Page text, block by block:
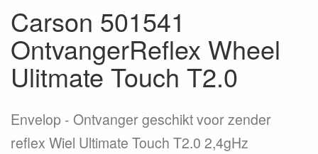
Carson 501541
OntvangerReflex Wheel
Ulitmate Touch T2.0
Envelop
Ontvanger geschikt voor zender
reflex Wiel Ultimate Touch T2.0 2,4gHz